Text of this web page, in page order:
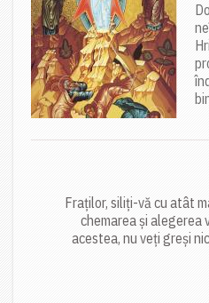
Fraților, siliți-vă cu atât
chemarea și alegerea
acestea, nu veți greși